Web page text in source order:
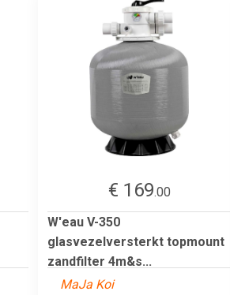
€ 169.00
W'eau V-350
glasvezelversterkt topmount
zandfilter 4m&s...
MaJa Koi